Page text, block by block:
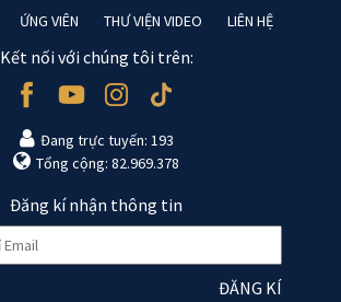
ỨNG VIÊN THƯ VIỆN VIDEO LIÊN HỆ
Kết nối với chúng tôi trên:
Đang trực tuyến: 193
Tổng cộng: 82.969.378
Đăng kí nhận thông tin
ĐĂNG KÍ